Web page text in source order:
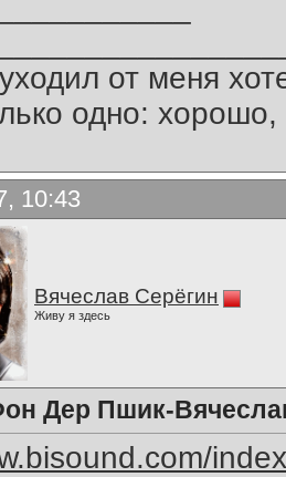
от меня
одно:
10:43
Вячеслав Серёгин
Живу я здесь
Дер Пшик-